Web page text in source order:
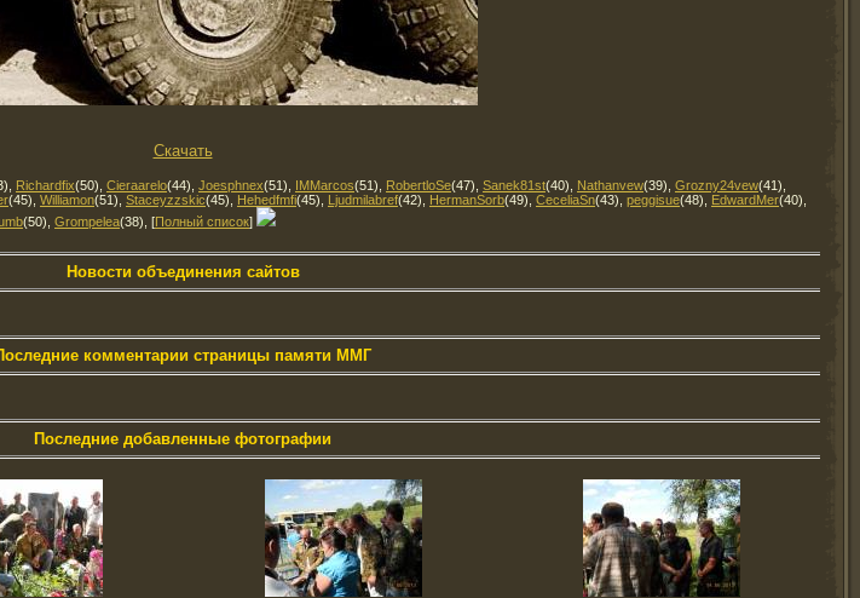
Скачать
Richardfix(50) Cieraarelo(44) Joesphnex(51) IMMarcos(51) RobertloSe(47) Sanek81st(40) Nathanvew(39) Grozny24vew(41)
(45) Williamon(51) Staceyzzskic(45) Hehedfmfi(45) Ljudmilabref(42) HermanSorb(49) CeceliaSn(43) peggisue(48) EdwardMer(40)
(50) Grompelea(38) , [Полный список]
Новости объединения сайтов
комментарии страницы памяти ММГ
Последние добавленные фотографии